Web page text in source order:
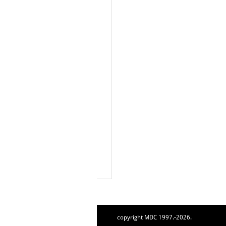
copyright MDC 1997.-2026.